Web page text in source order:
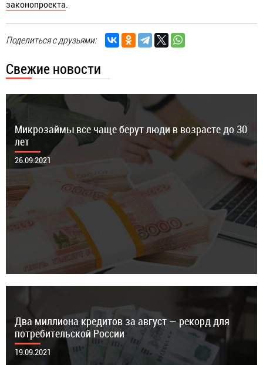
законопроекта.
Поделиться с друзьями:
Свежие новости
Микрозаймы все чаще берут люди в возрасте до 30
лет
26.09.2021
Два миллиона кредитов за август — рекорд для
потребительской России
19.09.2021